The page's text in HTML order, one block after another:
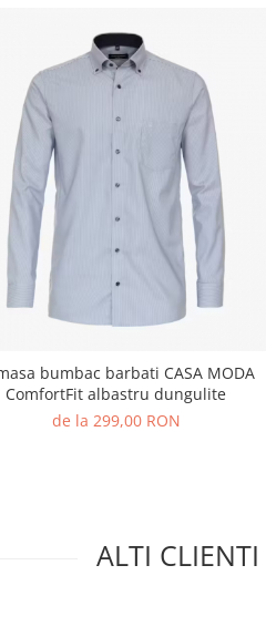
bumbac barbati CASA MODA
ComfortFit albastru dungulite
de la 299,00 RON
ALTI